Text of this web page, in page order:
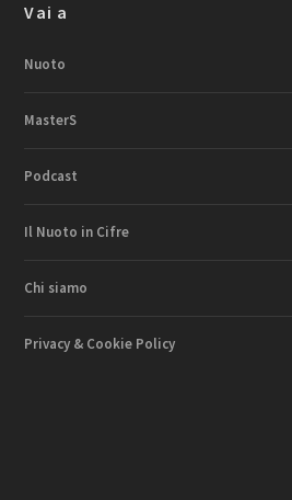
Vai a
Nuoto
MasterS
Podcast
Il Nuoto in Cifre
Chi siamo
Privacy & Cookie Policy